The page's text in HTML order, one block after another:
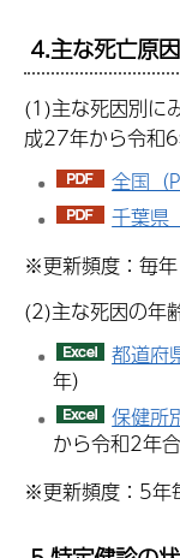
4.主な死亡原
(1)主な死因別に
成27年から令和6
全国（
千葉県
※更新頻度：毎年
(2)主な死因の年
都道府
年）
保健所
から令和2年合
※更新頻度：5年